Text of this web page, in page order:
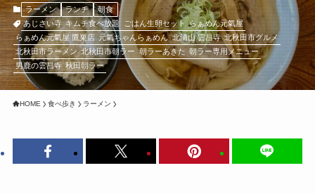
ラーメン ランチ
朝食
あじさい寺 キムチ食べ放題 ごはん生卵セット らぁめん元氣屋
らぁめん元氣屋 鷹巣店 元氣ちゃんらぁめん 北浦山 雲昌寺 北秋田市グルメ
北秋田市ラーメン 北秋田市朝ラー 朝ラーあきた 朝ラー専用メニュー
男鹿の雲昌寺 秋田朝ラー
HOME 食べ歩き ラーメン